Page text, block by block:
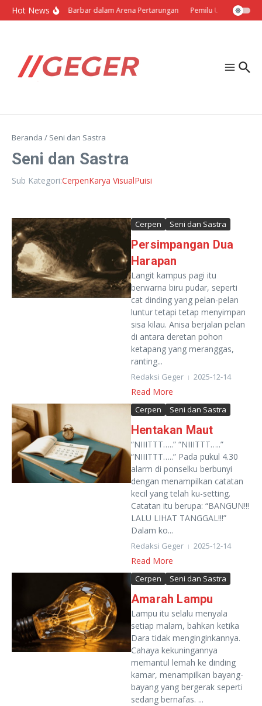
Lewati ke konten
Hot NewsPolitik Barbar dalam Arena Pertarungan Pemilu Ukraina: Milih
Beranda / Seni dan Sastra
Seni dan Sastra
Sub Kategori:CerpenKarya VisualPuisi
Cerpen Seni dan Sastra
Persimpangan Dua
Harapan
Langit kampus pagi itu
berwarna biru pudar, seperti
cat dinding yang pelan-pelan
luntur tetapi tetap menyimpan
sisa kilau. Anisa berjalan pelan
di antara deretan pohon
ketapang yang meranggas,
ranting...
Redaksi Geger 2025-12-14
Read More
Cerpen Seni dan Sastra
Hentakan Maut
“NIIITTT…..” “NIIITTT…..”
“NIIITTT…..” Pada pukul 4.30
alarm di ponselku berbunyi
dengan menampilkan catatan
kecil yang telah ku-setting.
Catatan itu berupa: “BANGUN!!!
LALU LIHAT TANGGAL!!!”
Dalam ko...
Redaksi Geger 2025-12-14
Read More
Cerpen Seni dan Sastra
Amarah Lampu
Lampu itu selalu menyala
setiap malam, bahkan ketika
Dara tidak menginginkannya.
Cahaya kekuningannya
memantul lemah ke dinding
kamar, menampilkan bayang-
bayang yang bergerak seperti
sedang bernafas. ...